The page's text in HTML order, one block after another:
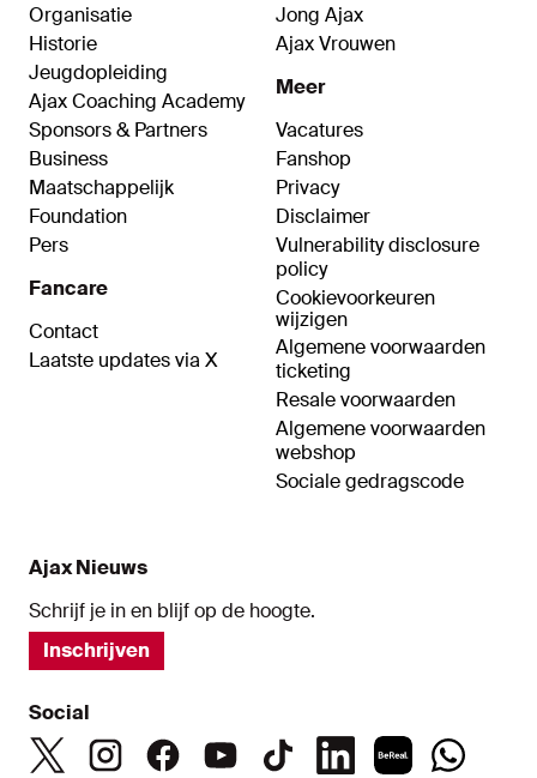
Organisatie
Historie
Jeugdopleiding
Ajax Coaching Academy
Sponsors & Partners
Business
Maatschappelijk
Foundation
Pers
Fancare
Contact
Laatste updates via X
Jong Ajax
Ajax Vrouwen
Meer
Vacatures
Fanshop
Privacy
Disclaimer
Vulnerability disclosure
policy
Cookievoorkeuren
wijzigen
Algemene voorwaarden
ticketing
Resale voorwaarden
Algemene voorwaarden
webshop
Sociale gedragscode
Ajax Nieuws
Schrijf je in en blijf op de hoogte.
Inschrijven
Social